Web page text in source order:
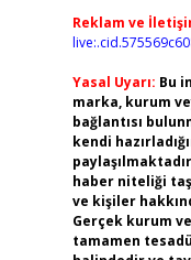
Reklam ve
Yasal Uyarı: Bu
marka, kurum
bağlantısı
kendi
haber niteliği
ve kişiler
Gerçek kurum
tamamen